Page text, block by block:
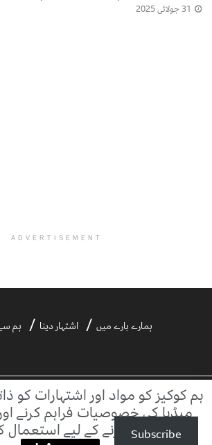
ADVERTISEMENT
ہمارے بارے میں اشتہار دینا ہم
©2021 ڈیلی آفتاب | ڈیلی آفتاب بیرونی ویب سائٹس کے مواد کا ذمہ دار نہیں ہے۔
ہم کوکیز کو مواد اور اشتہارات کو
میڈیا کی خصوصیات فراہم کرنے
تجزیہ کرنے کے لیے استعمال
Subscribe